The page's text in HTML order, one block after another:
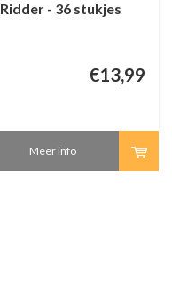
Ridder - 36 stukjes
€13,99
Meer info